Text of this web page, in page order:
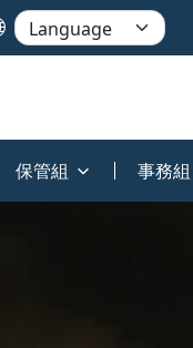
保管組 事務組